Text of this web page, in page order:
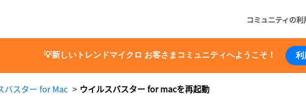
コミュニティの利
💡新しいトレンドマイクロ お客さまコミュニティへようこそ！ 利
バスター for Mac ウイルスバスター for macを再起動